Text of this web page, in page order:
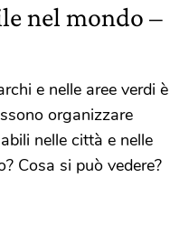
nel mondo –
e nelle aree verdi è
organizzare
nelle città e nelle
Cosa si può vedere?